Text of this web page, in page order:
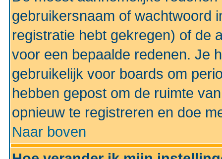
gebruikersnaam of wachtwoord
registratie hebt gekregen) of de
voor een bepaalde redenen. Je
gebruikelijk voor boards om
hebben gepost om de ruimte
opnieuw te registreren en doe
Naar boven